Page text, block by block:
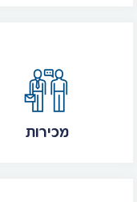
מכירות